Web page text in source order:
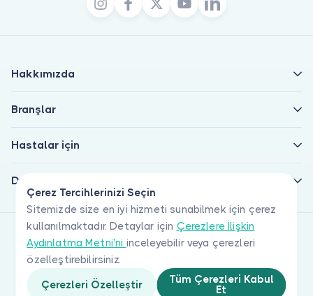
Çerez Tercihlerinizi Seçin
Sitemizde size en iyi hizmeti sunabilmek için çerez
kullanılmaktadır. Detaylar için Çerezlere İlişkin
Aydınlatma Metni'ni inceleyebilir veya çerezleri
özelleştirebilirsiniz.
Çerezleri Özelleştir
Tüm Çerezleri Kabul
Et
Hakkımızda
Branşlar
Hastalar için
Doktorlar için